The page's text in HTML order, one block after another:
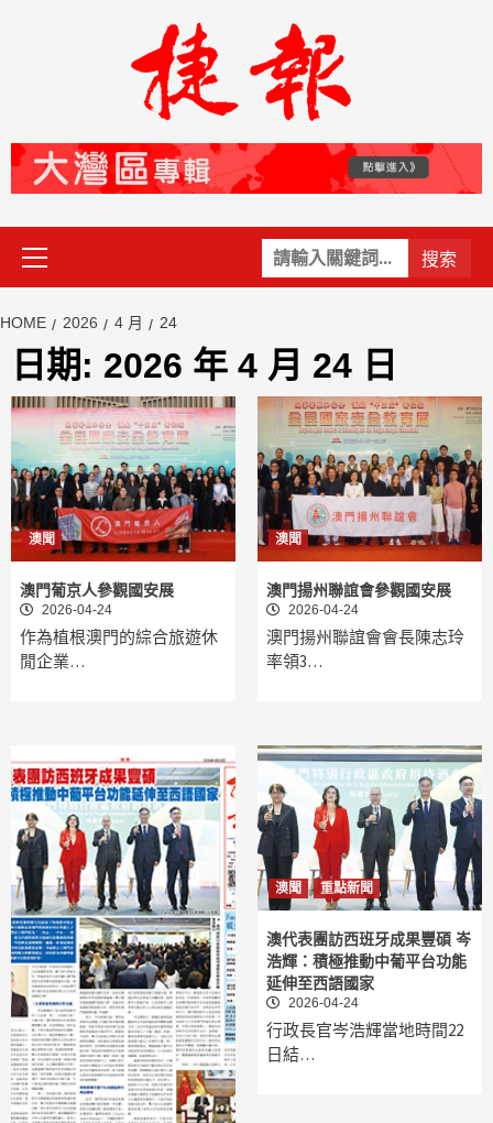
關
鍵
Primary
Menu
HOME 2026 4 月 24
日期: 2026 年 4 月 24 日
澳聞
澳門葡京人參觀國安展
2026-04-24
作為植根澳門的綜合旅遊休
閒企業…
澳聞
澳門揚州聯誼會參觀國安展
2026-04-24
澳門揚州聯誼會會長陳志玲
率領3…
澳聞 重點新聞
澳代表團訪西班牙成果豐碩 岑
浩輝：積極推動中葡平台功能
延伸至西語國家
2026-04-24
行政長官岑浩輝當地時間22
日結…